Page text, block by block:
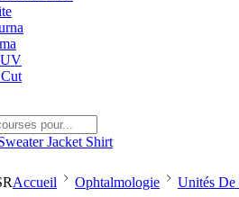
Jacket Shirt
Accueil Ophtalmologie Unités De